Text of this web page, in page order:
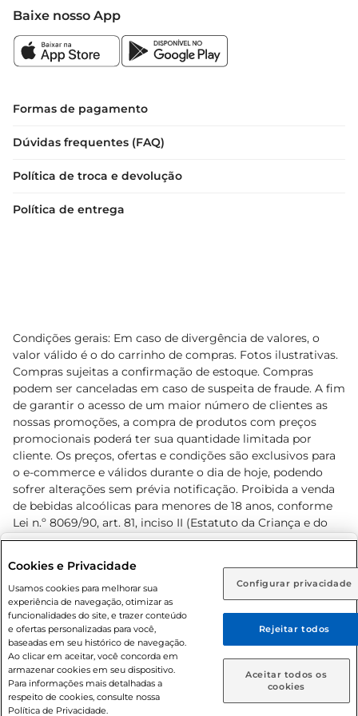
Rio de Janeiro (RJ) Goiás (GO)
Ou
Caso queira comprar online, informe como deseja receber
suas compras:
Entrega em casa Retire em Loja
Baixe nosso App
Formas de pagamento
Dúvidas frequentes (FAQ)
Política de troca e devolução
Política de entrega
Condições gerais: Em caso de divergência de valores, o
valor válido é o do carrinho de compras. Fotos ilustrativas.
Compras sujeitas a confirmação de estoque. Compras
podem ser canceladas em caso de suspeita de fraude. A fim
de garantir o acesso de um maior número de clientes as
nossas promoções, a compra de produtos com preços
promocionais poderá ter sua quantidade limitada por
cliente. Os preços, ofertas e condições são exclusivos para
o e-commerce e válidos durante o dia de hoje, podendo
sofrer alterações sem prévia notificação. Proibida a venda
de bebidas alcoólicas para menores de 18 anos, conforme
Lei n.º 8069/90, art. 81, inciso II (Estatuto da Criança e do
Adolescente). Preços e condições exclusivos para o
prévio. O valor mínimo para as compras on-line é de R$
80,00.
© 2026 Copyright. Todos os direitos
reservados Prezunic.
Cookies e Privacidade
Usamos cookies para melhorar sua
experiência de navegação, otimizar as
funcionalidades do site, e trazer conteúdo
e ofertas personalizadas para você,
baseadas em seu histórico de navegação.
Ao clicar em aceitar, você concorda em
armazenar cookies em seu dispositivo.
Para informações mais detalhadas a
respeito de cookies, consulte nossa
Política de Privacidade.
Configurar privacidade
Rejeitar todos
Aceitar todos os
cookies